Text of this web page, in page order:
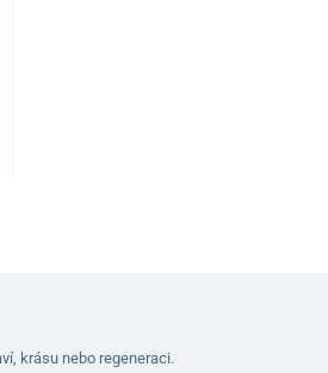
krásu nebo regeneraci.